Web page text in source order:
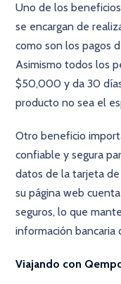
Uno de los
se encargan de
como son los pagos
Asimismo todos los
$50,000 y da 30
producto no sea el
Otro beneficio
confiable y segura
datos de la tarjeta
su página web
seguros, lo que
información bancaria
Viajando con